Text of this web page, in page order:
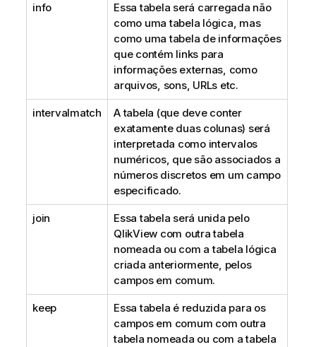
info
Essa tabela será carregada não
como uma tabela lógica, mas
como uma tabela de informações
que contém links para
informações externas, como
arquivos, sons, URLs etc.
intervalmatch
A tabela (que deve conter
exatamente duas colunas) será
interpretada como intervalos
numéricos, que são associados a
números discretos em um campo
especificado.
join
Essa tabela será unida pelo
QlikView com outra tabela
nomeada ou com a tabela lógica
criada anteriormente, pelos
campos em comum.
keep
Essa tabela é reduzida para os
campos em comum com outra
tabela nomeada ou com a tabela